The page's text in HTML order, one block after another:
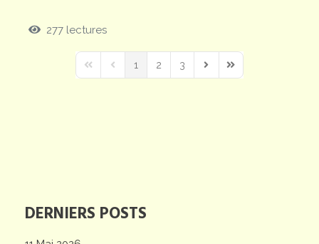
DERNIERS POSTS
277 lectures
First PagePrevious Page
1 2 3
Next PageLast Page